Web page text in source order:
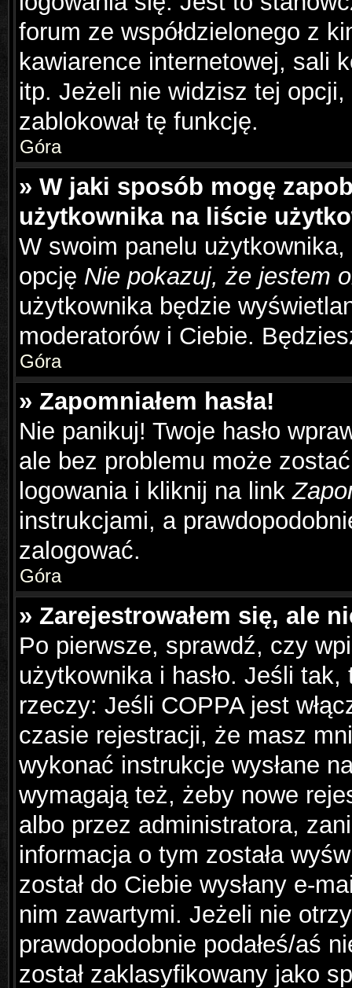
forum ze współdzielonego z
kawiarence internetowej, sali
itp. Jeżeli nie widzisz tej
zablokował tę funkcję.
Góra
» W jaki sposób mogę
użytkownika na liście
W swoim panelu
opcję Nie pokazuj, że jestem
użytkownika będzie
moderatorów i Ciebie.
Góra
» Zapomniałem hasła!
Nie panikuj! Twoje hasło
ale bez problemu może
logowania i kliknij na link
instrukcjami, a
zalogować.
Góra
» Zarejestrowałem się, ale
Po pierwsze, sprawdź, czy
użytkownika i hasło. Jeśli
rzeczy: Jeśli COPPA jest
czasie rejestracji, że masz
wykonać instrukcje wysłane
wymagają też, żeby nowe
albo przez administratora,
informacja o tym została
został do Ciebie wysłany e-
nim zawartymi. Jeżeli nie
prawdopodobnie podałeś/aś
został zaklasyfikowany jako